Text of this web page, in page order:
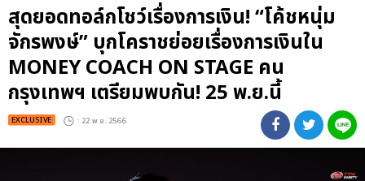
สุดยอดทอล์กโชว์เรื่องการเงิน! “โค้ชหนุ่ม
จักรพงษ์” บุกโคราชย่อยเรื่องการเงินใน
MONEY COACH ON STAGE คน
กรุงเทพฯ เตรียมพบกัน! 25 พ.ย.นี้
EXCLUSIVE : 22 พ.ย. 2566